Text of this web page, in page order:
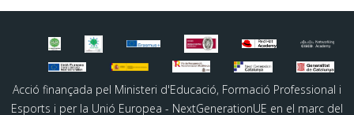
Acció finançada pel Ministeri d'Educació, Formació Professional i
Esports i per la Unió Europea - NextGenerationUE en el marc del